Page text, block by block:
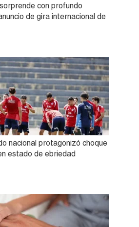
con profundo
de gira internacional de
nacional protagonizó choque
estado de ebriedad